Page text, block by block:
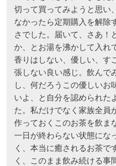
切って買ってみようと思い
なかったら定期購入を解除
さでした。届いて、さあ！
か、とお湯を沸かして入れ
香りはしない、優しい、す
張しない良い感じ。飲んで
し、何だろうこの優しいお
いよ、と自分を認められた
た。私だけでなく家族全員
作っておくこのお茶を飲ま
一日が終わらない状態にな
く、本当に癒されるお茶で
く、このまま飲み続ける事